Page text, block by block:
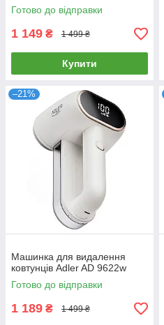
Готово до відправки
1 149 ₴ 1 499 ₴
Купити
–21%
Машинка для видалення
ковтунців Adler AD 9622w
Готово до відправки
1 189 ₴ 1 499 ₴